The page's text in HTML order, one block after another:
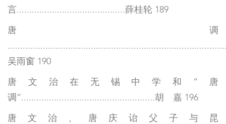
言...........................................薛桂轮 189
唐调
吴雨窗 190
唐文治在无锡中学和“唐
调”.....................................................胡 嘉 196
唐文治、唐庆诒父子与昆